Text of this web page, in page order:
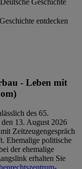
entdecken
- Leben mit
des 65.
den 13. August 2026
Zeitzeugengespräch
Ehemalige politische
der ehemalige
erhalten Sie